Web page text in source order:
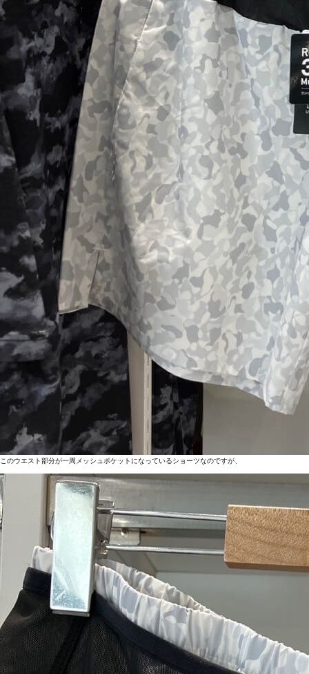
このウエスト部分が一周メッシュポケットになっているショーツなのですが、